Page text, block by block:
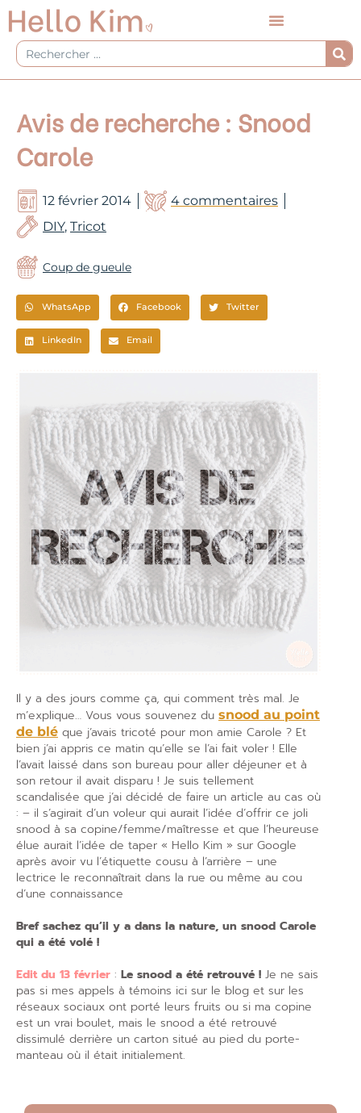
Aller
au
contenu
Rechercher
Avis de recherche : Snood
Carole
12 février 2014
4 commentaires
DIY, Tricot
Coup de gueule
WhatsApp Facebook Twitter
LinkedIn Email
Il y a des jours comme ça, qui comment très mal. Je
m’explique… Vous vous souvenez du snood au point
de blé que j’avais tricoté pour mon amie Carole ? Et
bien j’ai appris ce matin qu’elle se l’ai fait voler ! Elle
l’avait laissé dans son bureau pour aller déjeuner et à
son retour il avait disparu ! Je suis tellement
scandalisée que j’ai décidé de faire un article au cas où
: – il s’agirait d’un voleur qui aurait l’idée d’offrir ce joli
snood à sa copine/femme/maîtresse et que l’heureuse
élue aurait l’idée de taper « Hello Kim » sur Google
après avoir vu l’étiquette cousu à l’arrière – une
lectrice le reconnaîtrait dans la rue ou même au cou
d’une connaissance
Bref sachez qu’il y a dans la nature, un snood Carole
qui a été volé !
Edit du 13 février : Le snood a été retrouvé ! Je ne sais
pas si mes appels à témoins ici sur le blog et sur les
réseaux sociaux ont porté leurs fruits ou si ma copine
est un vrai boulet, mais le snood a été retrouvé
dissimulé derrière un carton situé au pied du porte-
manteau où il était initialement.